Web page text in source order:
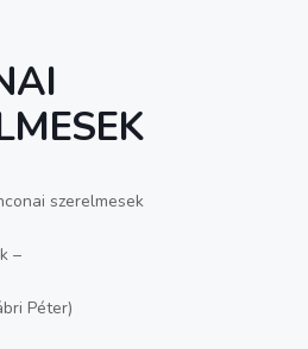
szerelmesek
–
Péter)